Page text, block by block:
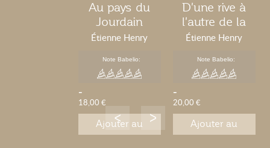
Au pays du
Jourdain
Étienne Henry
Note Babelio:
-
18,00 €
Ajouter au
D'une rive à
l'autre de la
Baltique
Étienne Henry
Note Babelio:
-
20,00 €
Ajouter au